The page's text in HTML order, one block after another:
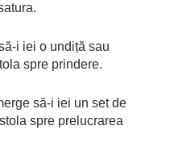
i iei o undiță sau
spre prindere.
să-i iei un set de
spre prelucrarea